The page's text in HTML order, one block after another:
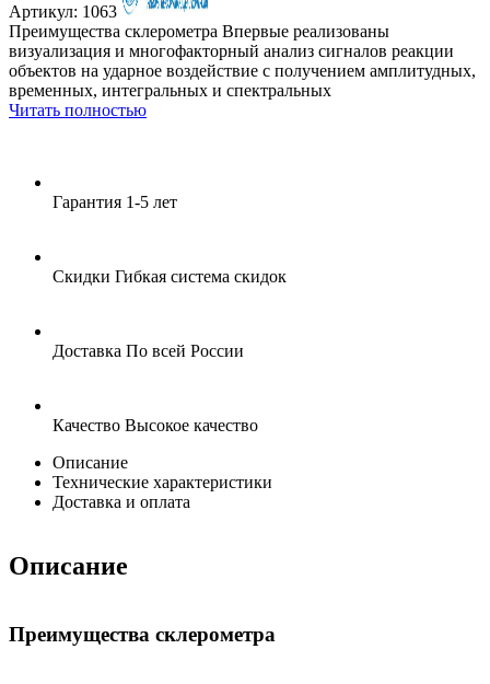
Артикул: 1063
Преимущества склерометра Впервые реализованы
визуализация и многофакторный анализ сигналов реакции
объ­ектов на ударное воздействие с получением амплитудных,
временных, интегральных и спектральных
Читать полностью
Гарантия 1-5 лет
Скидки Гибкая система скидок
Доставка По всей России
Качество Высокое качество
Описание
Технические характеристики
Доставка и оплата
Описание
Преимущества склерометра